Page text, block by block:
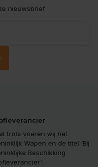
nieuwsbrief
trots voeren wij het
Wapen en de titel ‘Bij
Beschikking